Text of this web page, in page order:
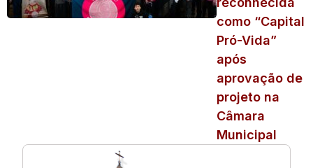
como “Capital
Pró-Vida”
após
aprovação de
projeto na
Câmara
Municipal